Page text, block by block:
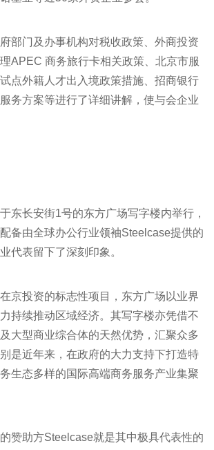
部门及办事机构对税收政策、外商投资
APEC 商务旅行卡相关政策、北京市服
点外籍人才出入境政策措施、招商银行
务方案等进行了详细讲解，使与会企业
东长安街1号的东方广场写字楼内举行，
备由全球办公行业领袖Steelcase提供的
代表留下了深刻印象。
京投资的标志性项目，东方广场以业界
持续推动区域经济。其写字楼亦凭借不
大型商业综合体的天然优势，汇聚众多
是近年来，在政府的大力支持下打造特
生态多样的国际高端商务服务产业集聚
赞助方Steelcase就是其中极具代表性的